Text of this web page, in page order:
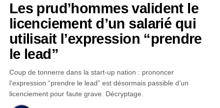
Les prud’hommes valident le
licenciement d’un salarié qui
utilisait l’expression “prendre
le lead”
Coup de tonnerre dans la start-up nation : prononcer
l’expression “prendre le lead” est désormais passible d’un
licenciement pour faute grave. Décryptage.